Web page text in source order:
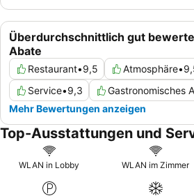
Überdurchschnittlich gut
Abate
Restaurant•9,5 Atmosphäre•
Service•9,3 Gastronomisches
Mehr Bewertungen anzeigen
Top-Ausstattungen und
WLAN in Lobby WLAN im Zimmer